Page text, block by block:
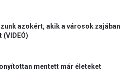
azokért, akik a városok zajában
mentett már életeket